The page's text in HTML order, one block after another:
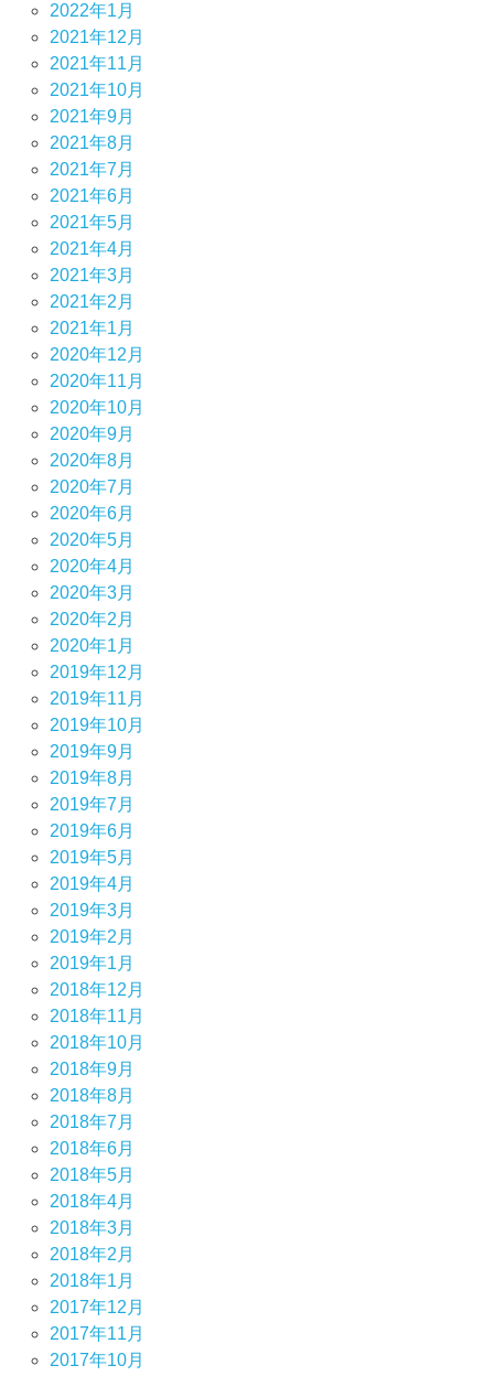
2022年1月
2021年12月
2021年11月
2021年10月
2021年9月
2021年8月
2021年7月
2021年6月
2021年5月
2021年4月
2021年3月
2021年2月
2021年1月
2020年12月
2020年11月
2020年10月
2020年9月
2020年8月
2020年7月
2020年6月
2020年5月
2020年4月
2020年3月
2020年2月
2020年1月
2019年12月
2019年11月
2019年10月
2019年9月
2019年8月
2019年7月
2019年6月
2019年5月
2019年4月
2019年3月
2019年2月
2019年1月
2018年12月
2018年11月
2018年10月
2018年9月
2018年8月
2018年7月
2018年6月
2018年5月
2018年4月
2018年3月
2018年2月
2018年1月
2017年12月
2017年11月
2017年10月